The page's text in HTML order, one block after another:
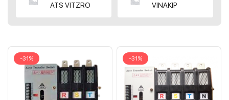
ATS VITZRO
VINAKIP
-31% -31%